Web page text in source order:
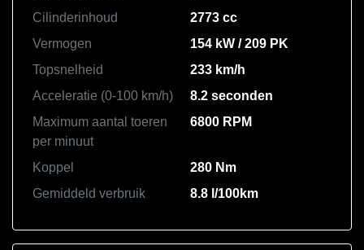
Cilinderinhoud
2773 cc
Vermogen
154 kW / 209 PK
Topsnelheid
233 km/h
Acceleratie (0-100 km/h)
8.2 seconden
Maximum aantal toeren
per minuut
6800 RPM
Koppel
280 Nm
Gemiddeld verbruik
8.8 l/100km